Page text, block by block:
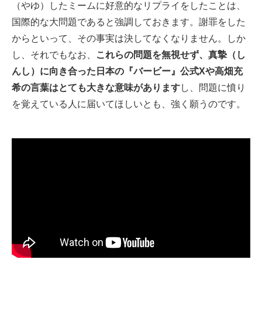
（やゆ）したミームに好意的なリプライをしたことは、
国際的な大問題であると強調しておきます。謝罪をした
からといって、その事実は決してなくなりません。しか
し、それでもなお、
これらの問題を無視せず、真摯（し
んし）に向き合った日本の『バービー』公式Xや高畑充
希の言葉はとても大きな意味がありますし、問題に憤り
を覚えている人に届いてほしいとも、強く願うのです。